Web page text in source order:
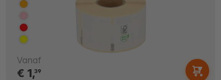
Vanaf
€ 1,39